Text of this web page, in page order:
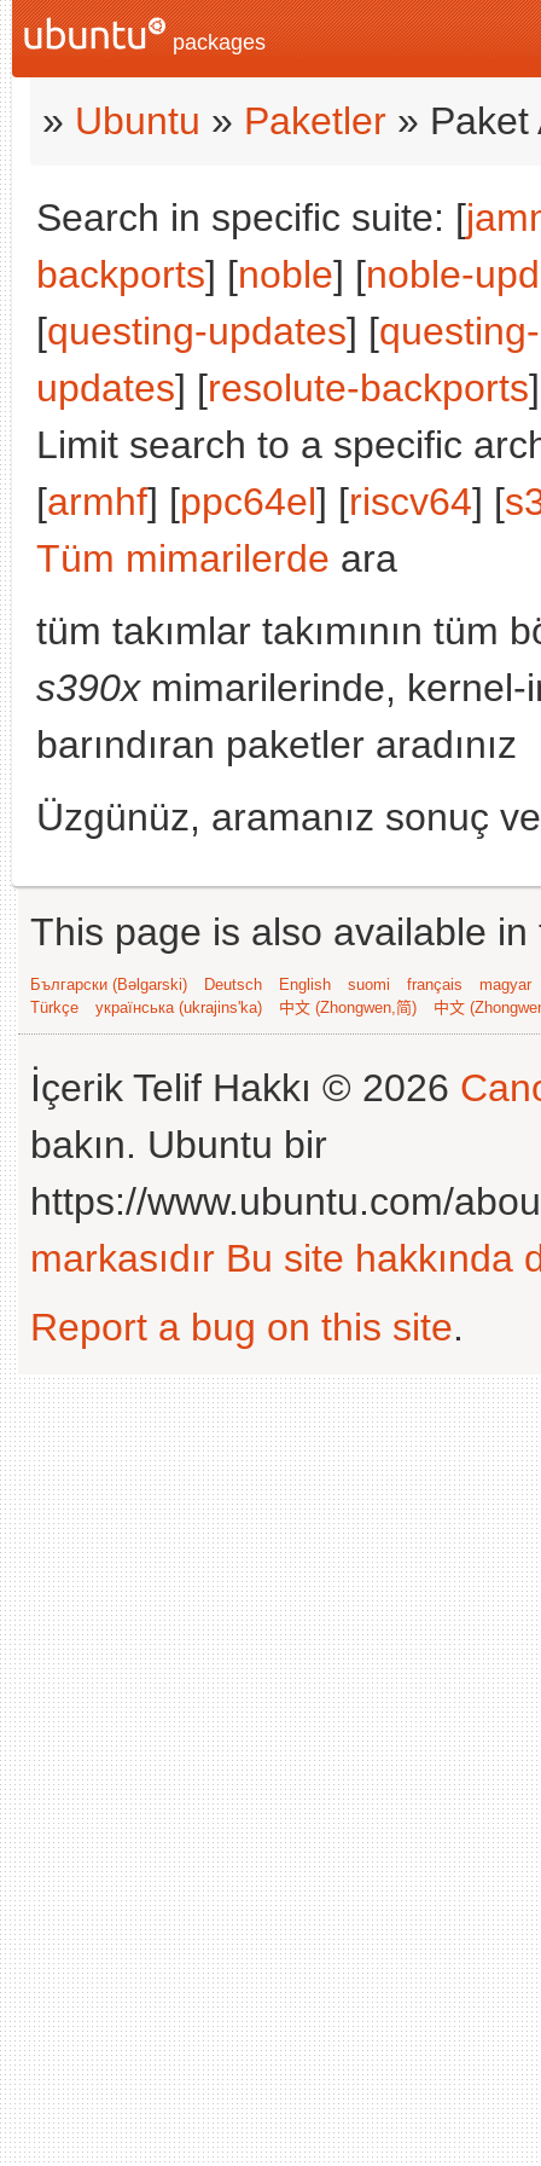
packages
» Ubuntu » Paketler » Paket
Search in specific suite: [
backports] [noble] [noble-
[questing-updates] [
updates] [resolute-backports
Limit search to a specific
[armhf] [ppc64el] [riscv64] [
Tüm mimarilerde ara
tüm takımlar takımının
s390xmimarilerinde, kernel-
barındıran paketler aradınız
Üzgünüz, aramanız sonuç
This page is also available
Български (Bəlgarski) Deutsch English suomi français
magyar
Türkçe
українська (ukrajins'ka) 中文 (Zhongwen,简) 中文
İçerik Telif Hakkı © 2026
bakın. Ubuntu bir
https://www.ubuntu.com/
markasıdır Bu site hakkında
Report a bug on this site.